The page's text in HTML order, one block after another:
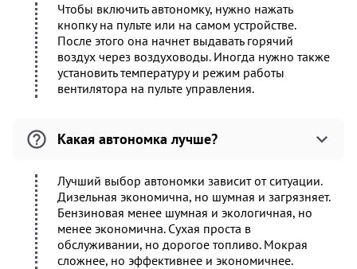
Чтобы включить автономку, нужно нажать
кнопку на пульте или на самом устройстве.
После этого она начнет выдавать горячий
воздух через воздуховоды. Иногда нужно также
установить температуру и режим работы
вентилятора на пульте управления.
Какая автономка лучше?
Лучший выбор автономки зависит от ситуации.
Дизельная экономична, но шумная и загрязняет.
Бензиновая менее шумная и экологичная, но
менее экономична. Сухая проста в
обслуживании, но дорогое топливо. Мокрая
сложнее, но эффективнее и экономичнее.